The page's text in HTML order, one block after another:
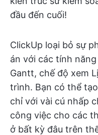
đầu đến cuối!
ClickUp loại bỏ sự
án với các tính
Gantt, chế độ xem
trình. Bạn có thể
chỉ với vài cú nhấp
công việc cho các
ở bất kỳ đâu trên